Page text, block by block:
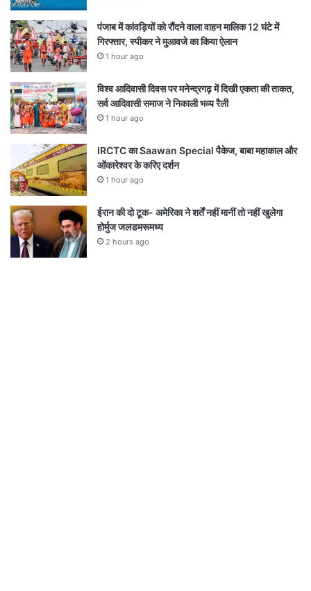
पंजाब में कांवड़ियों को रौंदने वाला वाहन मालिक 12 घंटे में
गिरफ्तार, स्पीकर ने मुआवजे का किया ऐलान
1 hour ago
विश्व आदिवासी दिवस पर मनेन्द्रगढ़ में दिखी एकता की ताकत,
सर्व आदिवासी समाज ने निकाली भव्य रैली
1 hour ago
IRCTC का Saawan Special पैकेज, बाबा महाकाल और
ओंकारेश्वर के करिए दर्शन
1 hour ago
ईरान की दो टूक- अमेरिका ने शर्तें नहीं मानीं तो नहीं खुलेगा
होर्मुज जलडमरूमध्य
2 hours ago